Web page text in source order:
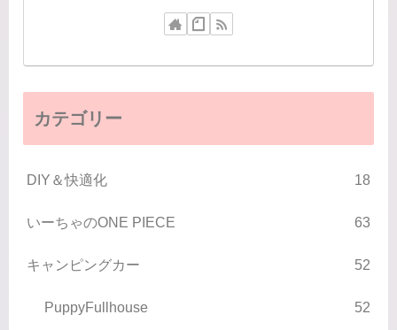
カテゴリー
DIY＆快適化 18
いーちゃのONE PIECE 63
キャンピングカー 52
PuppyFullhouse 52